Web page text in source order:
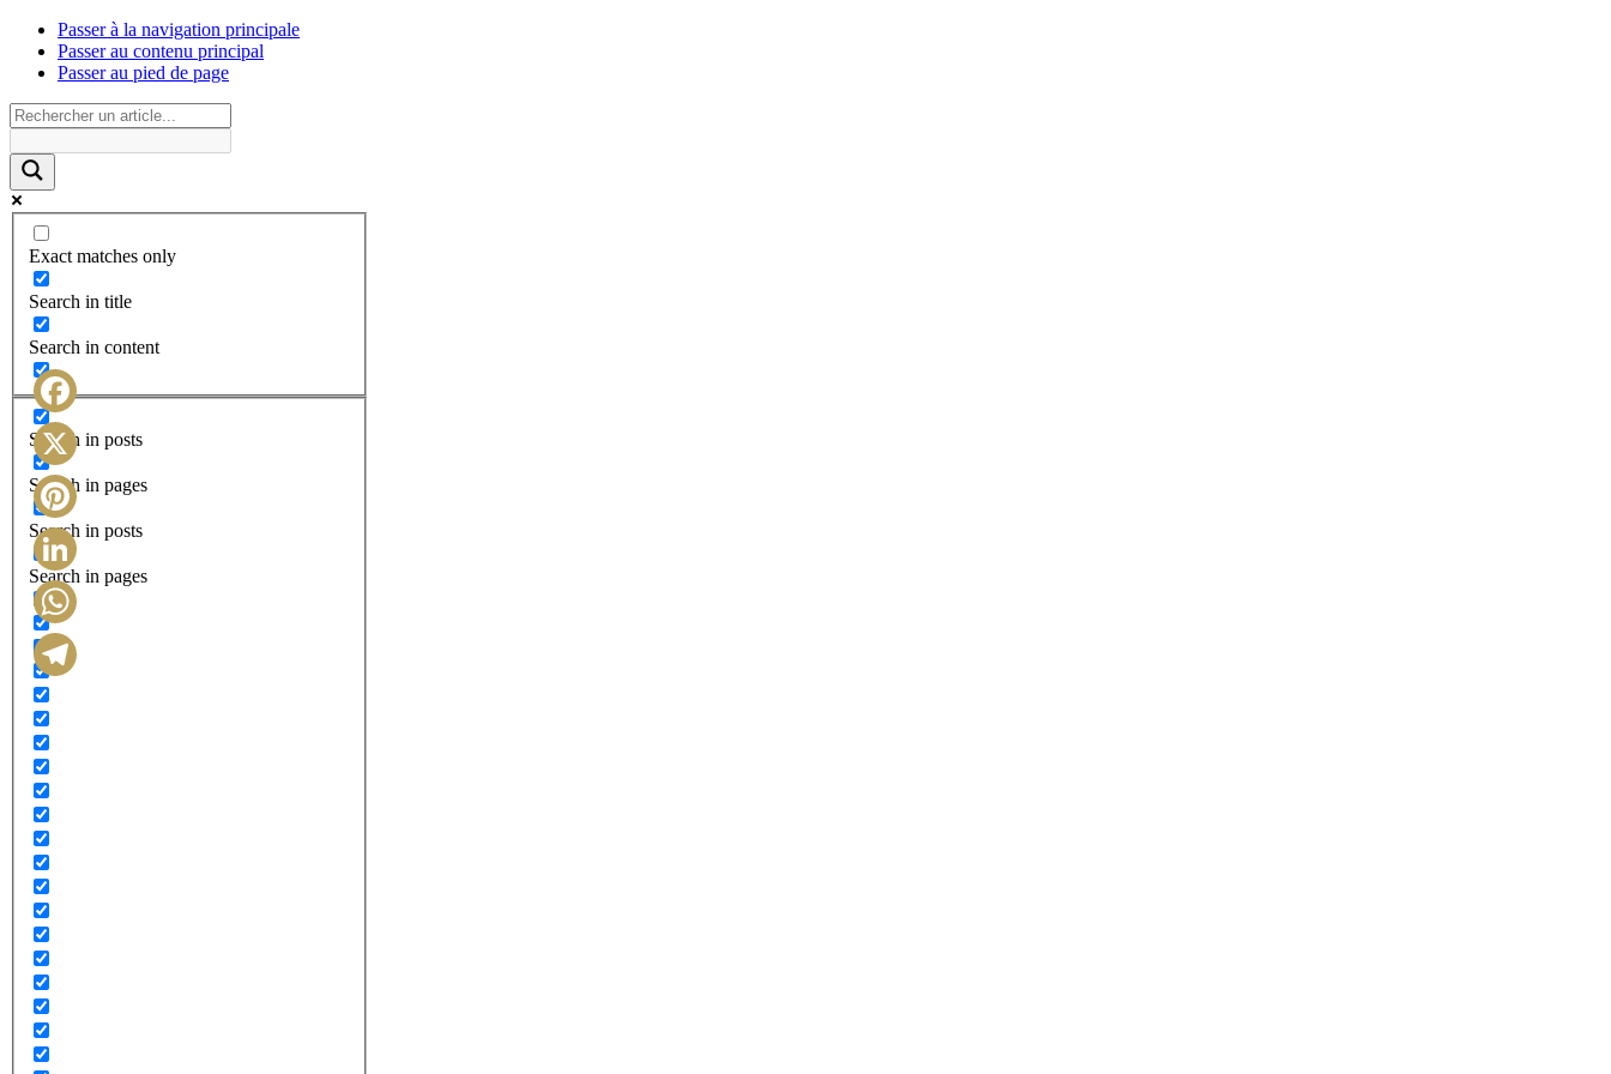
Passer à la navigation principale
Passer au contenu principal
Passer au pied de page
Exact matches only
Search in title
Search in content
Search in posts
Search in pages
Search in posts
Search in pages
Facebook
X
Pinterest
LinkedIn
WhatsApp
Telegram